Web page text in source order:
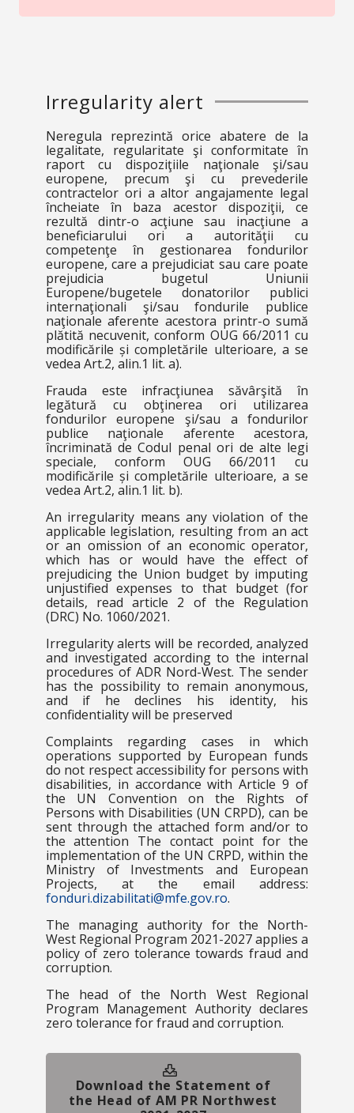
Irregularity alert
Neregula reprezintă orice abatere de la
legalitate, regularitate şi conformitate în
raport cu dispoziţiile naţionale şi/sau
europene, precum şi cu prevederile
contractelor ori a altor angajamente legal
încheiate în baza acestor dispoziţii, ce
rezultă dintr-o acţiune sau inacţiune a
beneficiarului ori a autorităţii cu
competenţe în gestionarea fondurilor
europene, care a prejudiciat sau care poate
prejudicia bugetul Uniunii
Europene/bugetele donatorilor publici
internaţionali şi/sau fondurile publice
naţionale aferente acestora printr-o sumă
plătită necuvenit, conform OUG 66/2011 cu
modificările și completările ulterioare, a se
vedea Art.2, alin.1 lit. a).
Frauda este infracţiunea săvârşită în
legătură cu obţinerea ori utilizarea
fondurilor europene şi/sau a fondurilor
publice naţionale aferente acestora,
încriminată de Codul penal ori de alte legi
speciale, conform OUG 66/2011 cu
modificările și completările ulterioare, a se
vedea Art.2, alin.1 lit. b).
An irregularity means any violation of the
applicable legislation, resulting from an act
or an omission of an economic operator,
which has or would have the effect of
prejudicing the Union budget by imputing
unjustified expenses to that budget (for
details, read article 2 of the Regulation
(DRC) No. 1060/2021.
Irregularity alerts will be recorded, analyzed
and investigated according to the internal
procedures of ADR Nord-West. The sender
has the possibility to remain anonymous,
and if he declines his identity, his
confidentiality will be preserved
Complaints regarding cases in which
operations supported by European funds
do not respect accessibility for persons with
disabilities, in accordance with Article 9 of
the UN Convention on the Rights of
Persons with Disabilities (UN CRPD), can be
sent through the attached form and/or to
the attention The contact point for the
implementation of the UN CRPD, within the
Ministry of Investments and European
Projects, at the email address:
fonduri.dizabilitati@mfe.gov.ro.
The managing authority for the North-
West Regional Program 2021-2027 applies a
policy of zero tolerance towards fraud and
corruption.
The head of the North West Regional
Program Management Authority declares
zero tolerance for fraud and corruption.
Download the Statement of
the Head of AM PR Northwest